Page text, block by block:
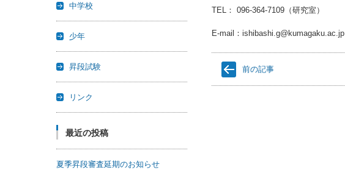
TEL： 096-364-7109（研究室）
E-mail：ishibashi.g@kumagaku.ac.jp
前の記事
中学校
少年
昇段試験
リンク
最近の投稿
夏季昇段審査延期のお知らせ